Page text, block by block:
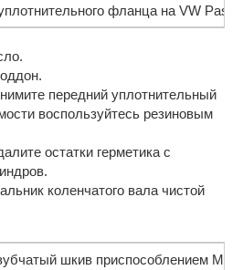
передний уплотнительный
воспользуйтесь резиновым
остатки герметика с
коленчатого вала чистой
шкив приспособлением MP